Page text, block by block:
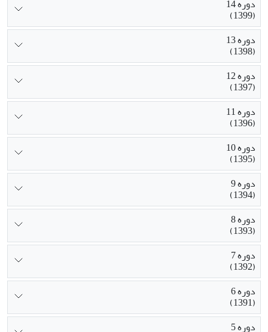
دوره 14
(1399)
دوره 13
(1398)
دوره 12
(1397)
دوره 11
(1396)
دوره 10
(1395)
دوره 9
(1394)
دوره 8
(1393)
دوره 7
(1392)
دوره 6
(1391)
دوره 5